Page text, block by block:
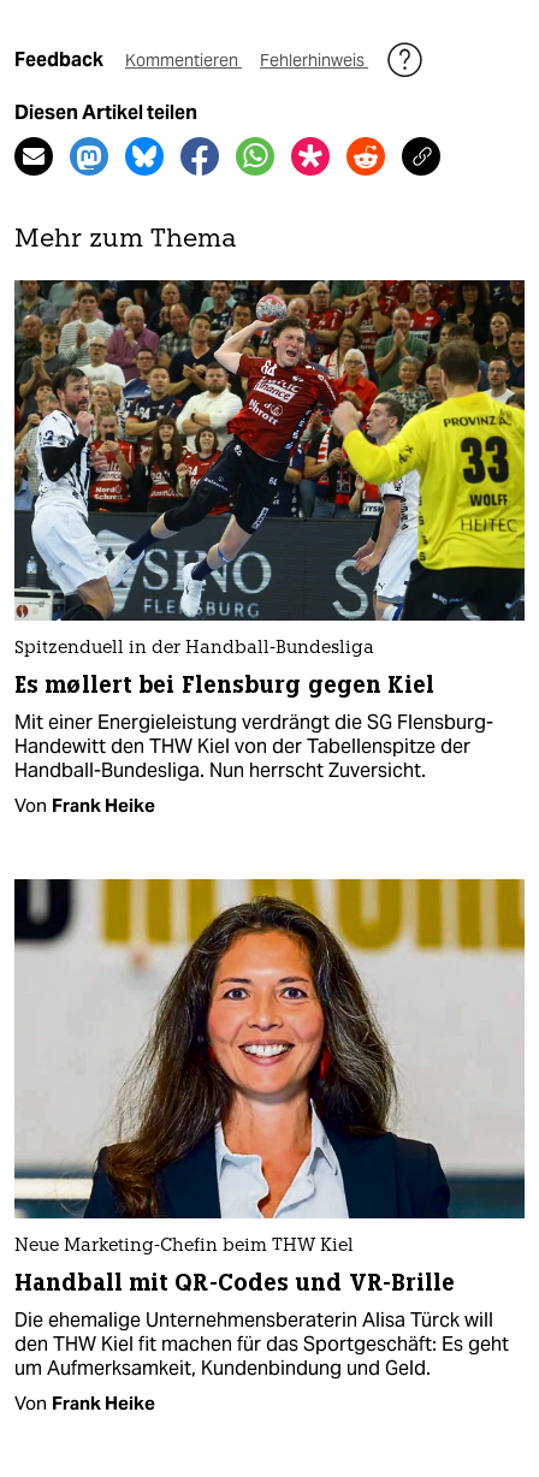
Feedback Kommentieren Fehlerhinweis
Diesen Artikel teilen
Mehr zum Thema
Spitzenduell in der Handball-Bundesliga
Es møllert bei Flensburg gegen Kiel
Mit einer Energieleistung verdrängt die SG Flensburg-
Handewitt den THW Kiel von der Tabellenspitze der
Handball-Bundesliga. Nun herrscht Zuversicht.
Von Frank Heike
Neue Marketing-Chefin beim THW Kiel
Handball mit QR-Codes und VR-Brille
Die ehemalige Unternehmensberaterin Alisa Türck will
den THW Kiel fit machen für das Sportgeschäft: Es geht
um Aufmerksamkeit, Kundenbindung und Geld.
Von Frank Heike